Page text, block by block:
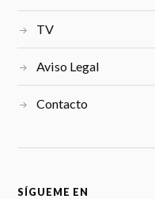
TV
Aviso Legal
Contacto
SÍGUEME EN